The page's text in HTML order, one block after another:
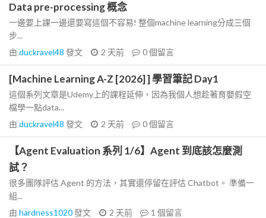
Data pre-processing 概念
一邊要上課一邊還要寫這個不容易! 整個machine learning分成三個
步...
由 duckravel48 發文 2 天前 0個留言
[Machine Learning A-Z [2026] ] 學習筆記 Day1
這個系列文章是Udemy上的課程延伸，因為我個人想趁著育嬰假空
檔學一點data...
由 duckravel48 發文 2 天前 0個留言
【Agent Evaluation 系列 1/6】Agent 到底該怎麼測
試？
很多團隊評估 Agent 的方法，其實還停留在評估 Chatbot。 準備一
組...
由 hardness1020發文 2 天前 1 個留言